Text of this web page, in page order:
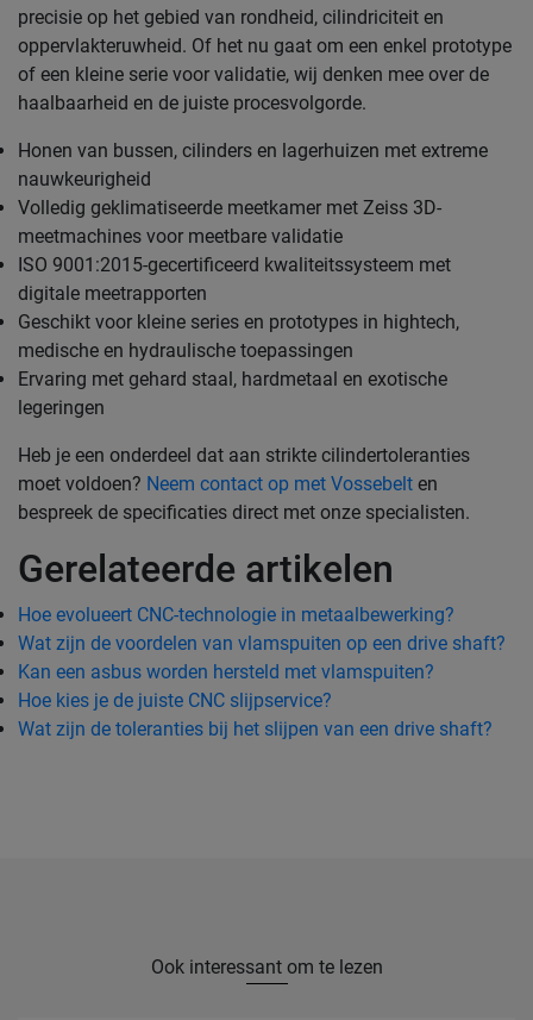
precisie op het gebied van rondheid, cilindriciteit en
oppervlakteruwheid. Of het nu gaat om een enkel prototype
of een kleine serie voor validatie, wij denken mee over de
haalbaarheid en de juiste procesvolgorde.
Honen van bussen, cilinders en lagerhuizen met extreme
nauwkeurigheid
Volledig geklimatiseerde meetkamer met Zeiss 3D-
meetmachines voor meetbare validatie
ISO 9001:2015-gecertificeerd kwaliteitssysteem met
digitale meetrapporten
Geschikt voor kleine series en prototypes in hightech,
medische en hydraulische toepassingen
Ervaring met gehard staal, hardmetaal en exotische
legeringen
Heb je een onderdeel dat aan strikte cilindertoleranties
moet voldoen? Neem contact op met Vossebelt en
bespreek de specificaties direct met onze specialisten.
Gerelateerde artikelen
Hoe evolueert CNC-technologie in metaalbewerking?
Wat zijn de voordelen van vlamspuiten op een drive shaft?
Kan een asbus worden hersteld met vlamspuiten?
Hoe kies je de juiste CNC slijpservice?
Wat zijn de toleranties bij het slijpen van een drive shaft?
Ook interessant om te lezen